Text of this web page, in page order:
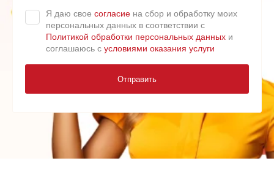
Отправить
Я даю свое согласие на сбор и обработку моих
персональных данных в соответствии с
Политикой обработки персональных данных и
соглашаюсь с условиями оказания услуги